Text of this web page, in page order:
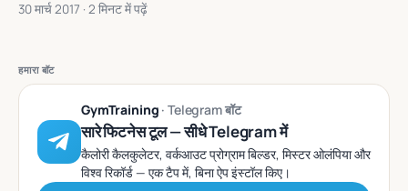
30 मार्च 2017 · 2 मिनट में पढ़ें
हमारा बॉट
GymTraining · Telegram बॉट
सारे फिटनेस टूल — सीधे Telegram में
कैलोरी कैलकुलेटर, वर्कआउट प्रोग्राम बिल्डर, मिस्टर ओलंपिया और
विश्व रिकॉर्ड — एक टैप में, बिना ऐप इंस्टॉल किए।